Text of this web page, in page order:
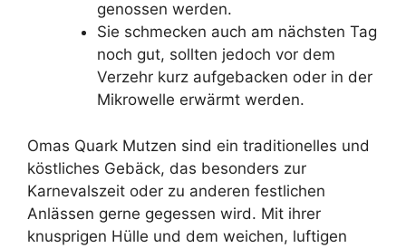
genossen werden.
Sie schmecken auch am nächsten Tag
noch gut, sollten jedoch vor dem
Verzehr kurz aufgebacken oder in der
Mikrowelle erwärmt werden.
Omas Quark Mutzen sind ein traditionelles und
köstliches Gebäck, das besonders zur
Karnevalszeit oder zu anderen festlichen
Anlässen gerne gegessen wird. Mit ihrer
knusprigen Hülle und dem weichen, luftigen